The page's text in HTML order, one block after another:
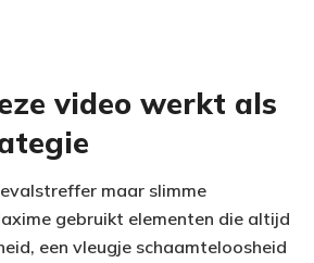
video werkt als
maar slimme
gebruikt elementen die altijd
een vleugje schaamteloosheid